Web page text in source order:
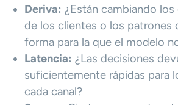
Deriva: ¿Están cambiando
de los clientes o los patrones
forma para la que el modelo
Latencia: ¿Las decisiones
suficientemente rápidas para
cada canal?